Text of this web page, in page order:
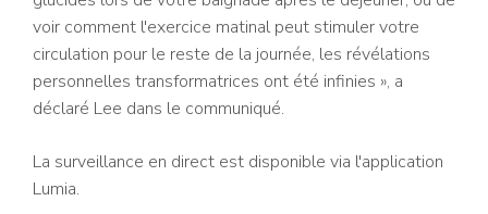
voir comment l'exercice matinal peut stimuler votre
circulation pour le reste de la journée, les révélations
personnelles transformatrices ont été infinies », a
déclaré Lee dans le communiqué.
La surveillance en direct est disponible via l'application
Lumia.